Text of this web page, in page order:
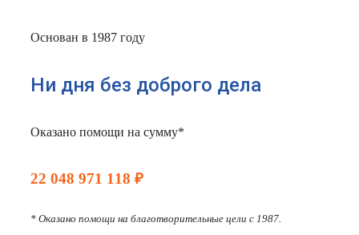
Основан в 1987 году
Ни дня без доброго дела
Оказано помощи на сумму*
22 048 971 118 ₽
* Оказано помощи на благотворительные цели с 1987.